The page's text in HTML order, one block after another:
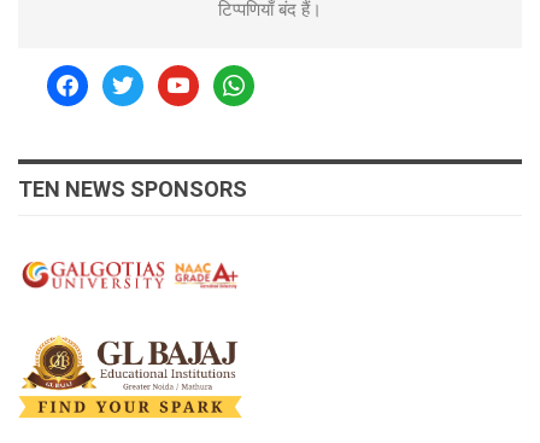
टिप्पणियाँ बंद हैं।
facebooktwitteryoutubewhatsapp
TEN NEWS SPONSORS